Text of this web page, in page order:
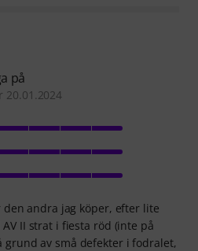
på
20.01.2024
andra jag köper, efter lite
II strat i fiesta röd (inte på
av små defekter i fodralet,